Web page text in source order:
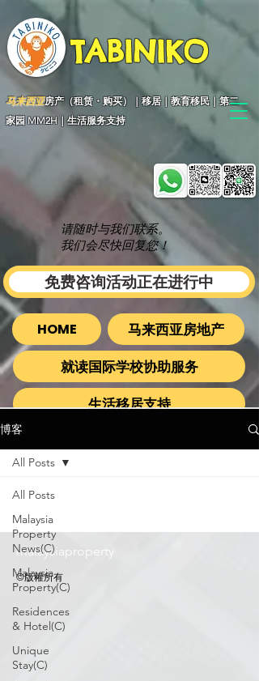
TABINIKO
马来西亚房产（租赁・购买）｜移居｜教育移民｜第二
家园 MM2H｜生活服务支持
请随时与我们联系。
我们会尽快回复您！
免费咨询活动正在进行中
HOME
马来西亚房地产
就读国际学校协助服务
生活移居支持
博客
All Posts
Malaysia
Property
News(C)
Malaysia
Property(C)
Residences
& Hotel(C)
Unique
Stay(C)
All Posts
malaysiaproperty
©版權所有